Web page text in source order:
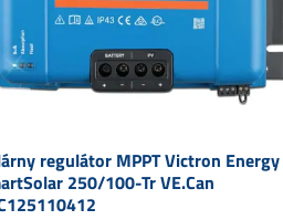
regulátor MPPT Victron Energy
250/100-Tr VE.Can